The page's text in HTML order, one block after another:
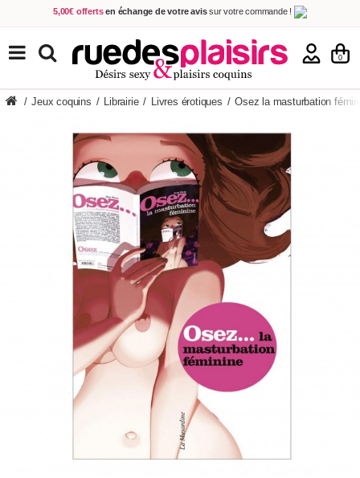
5,00€ offerts en échange de votre avissur votre commande !
Achetez aujourd'hui. Décidez quand payer !
Livraison en 48h
au prix de 2,90 € ! (Offerte dès 69,00€ d'achat)
0
TOUS NOS PRODUITS
/ Jeux coquins / Librairie / Livres érotiques / Osez la masturbation